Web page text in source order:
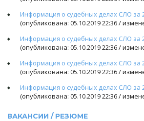
Информация о судебных делах СЛО за
(опубликована: 05.10.2019 22:36 /
Информация о судебных делах СЛО за
(опубликована: 05.10.2019 22:36 /
Информация о судебных делах СЛО за
(опубликована: 05.10.2019 22:36 /
Информация о судебных делах СЛО за
(опубликована: 05.10.2019 22:36 /
ВАКАНСИИ / РЕЗЮМЕ